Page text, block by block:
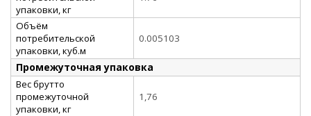
упаковки, кг
Объём
потребительской
упаковки, куб.м
0.005103
Промежуточная упаковка
Вес брутто
промежуточной
упаковки, кг
1,76